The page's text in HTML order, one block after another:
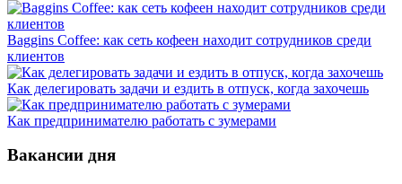
Baggins Coffee: как сеть кофеен находит сотрудников среди
клиентов
Как делегировать задачи и ездить в отпуск, когда захочешь
Как предпринимателю работать с зумерами
Вакансии дня